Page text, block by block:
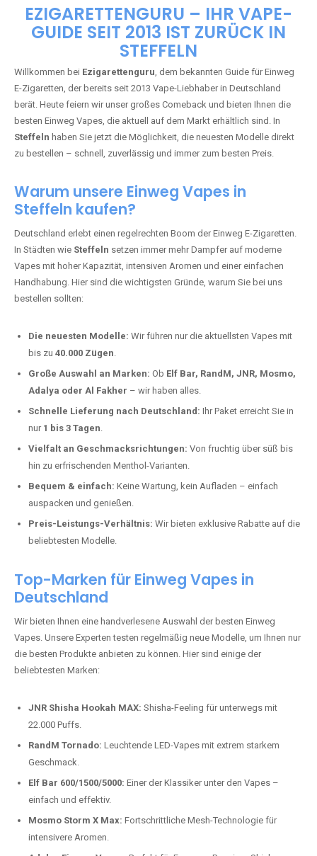
EZIGARETTENGURU – IHR VAPE-
GUIDE SEIT 2013 IST ZURÜCK IN
STEFFELN
Willkommen bei Ezigarettenguru, dem bekannten Guide für Einweg
E-Zigaretten, der bereits seit 2013 Vape-Liebhaber in Deutschland
berät. Heute feiern wir unser großes Comeback und bieten Ihnen die
besten Einweg Vapes, die aktuell auf dem Markt erhältlich sind. In
Steffeln haben Sie jetzt die Möglichkeit, die neuesten Modelle direkt
zu bestellen – schnell, zuverlässig und immer zum besten Preis.
Warum unsere Einweg Vapes in
Steffeln kaufen?
Deutschland erlebt einen regelrechten Boom der Einweg E-Zigaretten.
In Städten wie Steffeln setzen immer mehr Dampfer auf moderne
Vapes mit hoher Kapazität, intensiven Aromen und einer einfachen
Handhabung. Hier sind die wichtigsten Gründe, warum Sie bei uns
bestellen sollten:
Die neuesten Modelle: Wir führen nur die aktuellsten Vapes mit
bis zu 40.000 Zügen.
Große Auswahl an Marken: Ob Elf Bar, RandM, JNR, Mosmo,
Adalya oder Al Fakher – wir haben alles.
Schnelle Lieferung nach Deutschland: Ihr Paket erreicht Sie in
nur 1 bis 3 Tagen.
Vielfalt an Geschmacksrichtungen: Von fruchtig über süß bis
hin zu erfrischenden Menthol-Varianten.
Bequem & einfach: Keine Wartung, kein Aufladen – einfach
auspacken und genießen.
Preis-Leistungs-Verhältnis: Wir bieten exklusive Rabatte auf die
beliebtesten Modelle.
Top-Marken für Einweg Vapes in
Deutschland
Wir bieten Ihnen eine handverlesene Auswahl der besten Einweg
Vapes. Unsere Experten testen regelmäßig neue Modelle, um Ihnen nur
die besten Produkte anbieten zu können. Hier sind einige der
beliebtesten Marken:
JNR Shisha Hookah MAX: Shisha-Feeling für unterwegs mit
22.000 Puffs.
RandM Tornado: Leuchtende LED-Vapes mit extrem starkem
Geschmack.
Elf Bar 600/1500/5000: Einer der Klassiker unter den Vapes –
einfach und effektiv.
Mosmo Storm X Max: Fortschrittliche Mesh-Technologie für
intensivere Aromen.